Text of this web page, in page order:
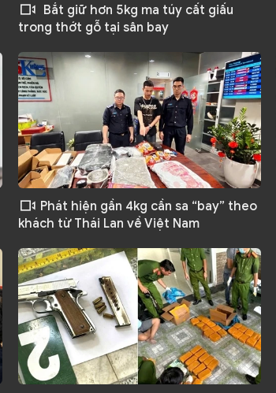
Bắt giữ hơn 5kg ma túy cất giấu
trong thớt gỗ tại sân bay
Phát hiện gần 4kg cần sa “bay” theo
khách từ Thái Lan về Việt Nam